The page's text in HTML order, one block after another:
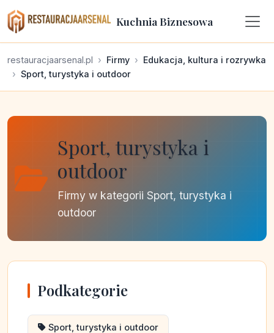
Kuchnia Biznesowa
restauracjaarsenal.pl Firmy
Edukacja, kultura i rozrywka
Sport, turystyka i outdoor
Sport, turystyka i
outdoor
Firmy w kategorii Sport, turystyka i
outdoor
Podkategorie
Sport, turystyka i outdoor